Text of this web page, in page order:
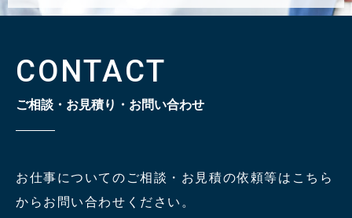
CONTACT
ご相談・お見積り・お問い合わせ
お仕事についてのご相談・お見積の依頼等はこちら
からお問い合わせください。